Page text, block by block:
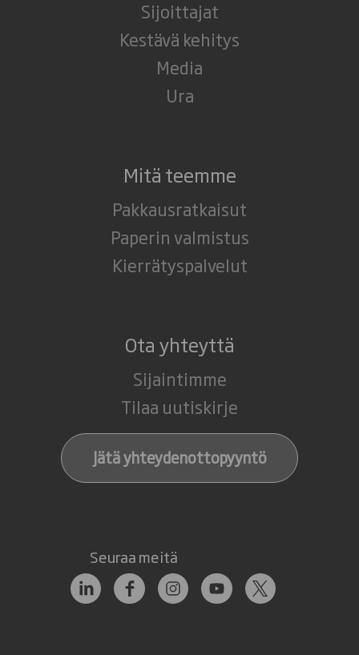
Sijoittajat
Kestävä kehitys
Media
Ura
Mitä teemme
Pakkausratkaisut
Paperin valmistus
Kierrätyspalvelut
Ota yhteyttä
Sijaintimme
Tilaa uutiskirje
Jätä yhteydenottopyyntö
Seuraa meitä